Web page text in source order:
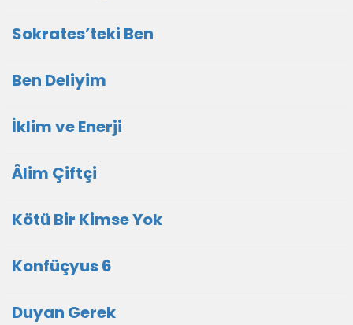
Sokrates’teki Ben
Ben Deliyim
İklim ve Enerji
Âlim Çiftçi
Kötü Bir Kimse Yok
Konfüçyus 6
Duyan Gerek